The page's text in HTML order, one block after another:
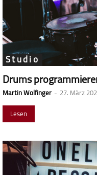
Studio
Drums
Martin Wolfinger - 27. März
Lesen